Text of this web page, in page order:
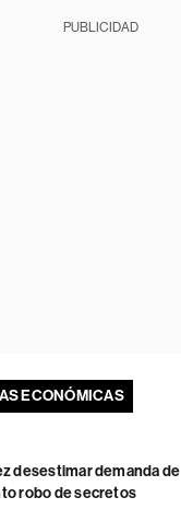
PUBLICIDAD
ECONÓMICAS
desestimar demanda de
robo de secretos